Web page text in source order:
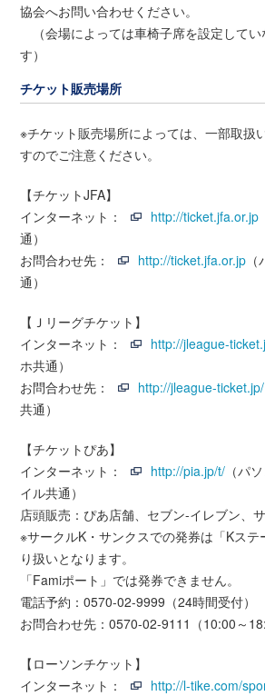
協会へお問い合わせください。
（会場によっては車椅子席を設定してい
す）
チケット販売場所
※チケット販売場所によっては、一部取扱
すのでご注意ください。
【チケットJFA】
インターネット：
http://ticket.jfa.or.jp
通）
お問合わせ先：
http://ticket.jfa.or.jp
通）
【Ｊリーグチケット】
インターネット：
http://jleague-
ホ共通）
お問合わせ先：
http://jleague-ticket.jp/
共通）
【チケットぴあ】
インターネット：
http://pia.jp/t/ （パ
イル共通）
店頭販売：ぴあ店舗、セブン-イレブン、
※サークルK・サンクスでの発券は「Kステ
り扱いとなります。
「Famiポート」では発券できません。
電話予約：0570-02-9999（24時間受付）
お問合わせ先：0570-02-9111（10:00～
【ローソンチケット】
インターネット：
http://l-tike.com/